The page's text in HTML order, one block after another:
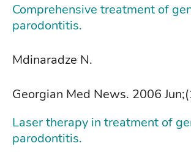
Comprehensive treatment of
parodontitis.
Mdinaradze N.
Georgian Med News. 2006
Laser therapy in treatment of
parodontitis.